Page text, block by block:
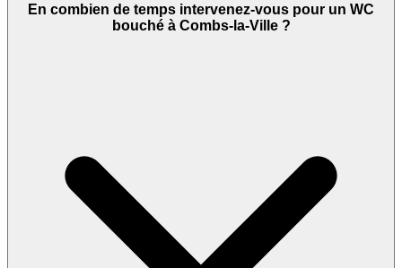
En combien de temps intervenez-vous pour un WC
bouché à Combs-la-Ville ?